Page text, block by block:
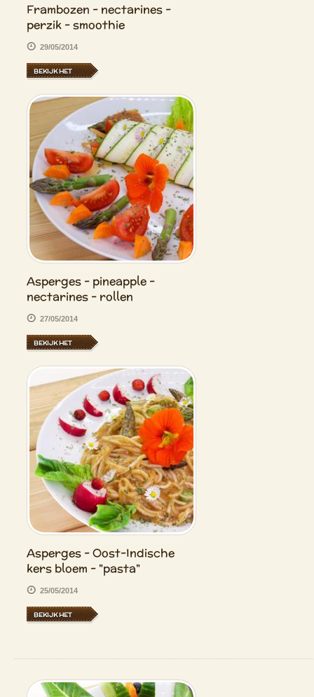
Frambozen - nectarines -
perzik - smoothie
29/05/2014
BEKIJK HET
Asperges - pineapple -
nectarines - rollen
27/05/2014
BEKIJK HET
Asperges - Oost-Indische
kers bloem - "pasta"
25/05/2014
BEKIJK HET